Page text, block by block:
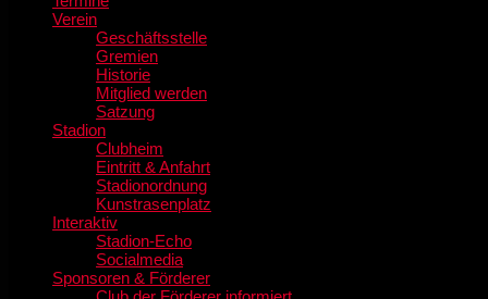
Verein
Geschäftsstelle
Gremien
Historie
Mitglied werden
Satzung
Stadion
Clubheim
Eintritt & Anfahrt
Stadionordnung
Kunstrasenplatz
Interaktiv
Stadion-Echo
Socialmedia
Sponsoren & Förderer